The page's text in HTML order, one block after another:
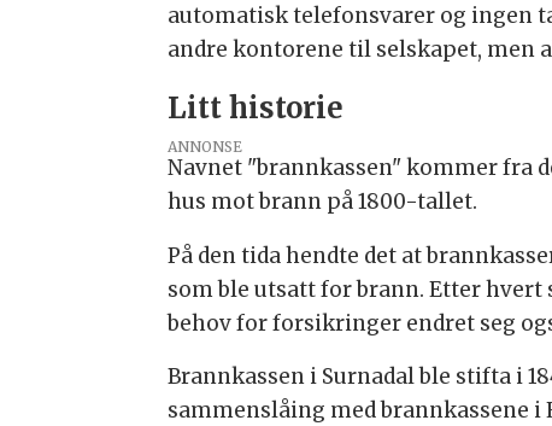
automatisk telefonsvarer og ingen
andre kontorene til selskapet, men
Litt historie
ANNONSE
Navnet "brannkassen" kommer fra
hus mot brann på 1800-tallet.
På den tida hendte det at
som ble utsatt for brann. Etter hvert
behov for forsikringer endret seg
Brannkassen i Surnadal ble stifta i
sammenslåing med brannkassene